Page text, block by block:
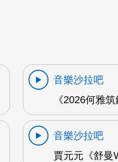
音樂沙拉吧
《2026何雅
音樂沙拉吧
賈元元《舒曼